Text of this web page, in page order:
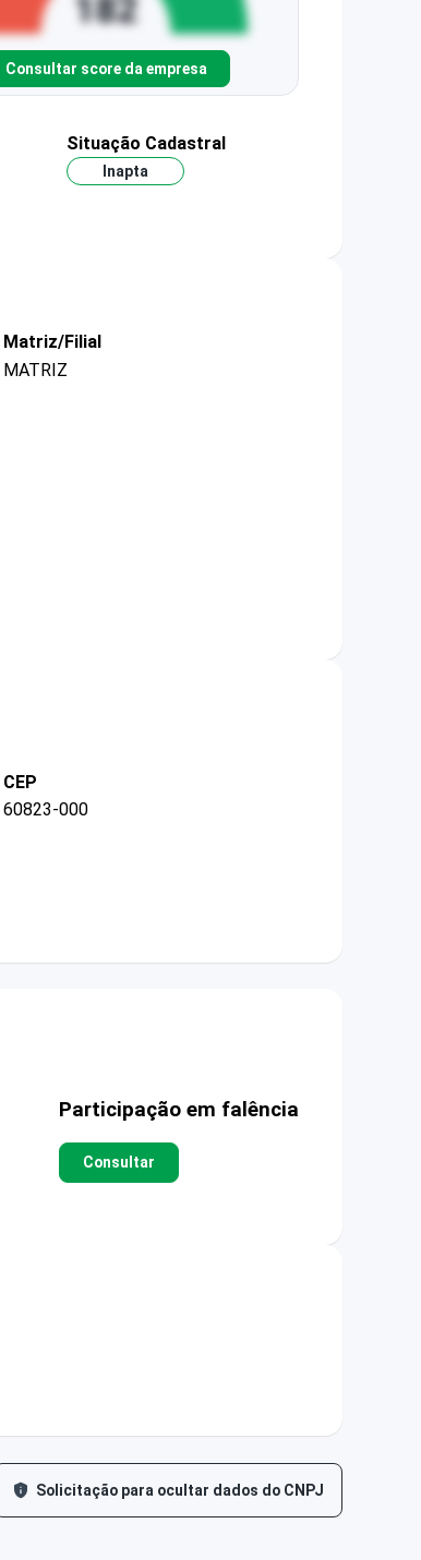
Consultar score da empresa
Situação Cadastral
Inapta
Matriz/Filial
MATRIZ
CEP
60823-000
Participação em falência
Consultar
Solicitação para ocultar dados do CNPJ